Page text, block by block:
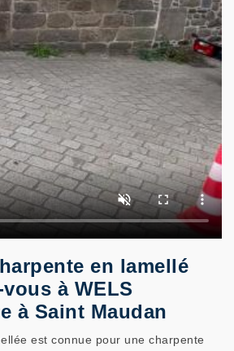
en lamellé
à WELS
à Saint Maudan
est connue pour une charpente